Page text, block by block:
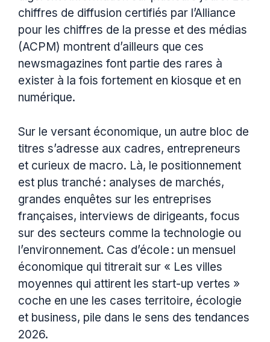
chiffres de diffusion certifiés par l’Alliance
pour les chiffres de la presse et des médias
(ACPM) montrent d’ailleurs que ces
newsmagazines font partie des rares à
exister à la fois fortement en kiosque et en
numérique.
Sur le versant économique, un autre bloc de
titres s’adresse aux cadres, entrepreneurs
et curieux de macro. Là, le positionnement
est plus tranché : analyses de marchés,
grandes enquêtes sur les entreprises
françaises, interviews de dirigeants, focus
sur des secteurs comme la technologie ou
l’environnement. Cas d’école : un mensuel
économique qui titrerait sur « Les villes
moyennes qui attirent les start-up vertes »
coche en une les cases territoire, écologie
et business, pile dans le sens des tendances
2026.